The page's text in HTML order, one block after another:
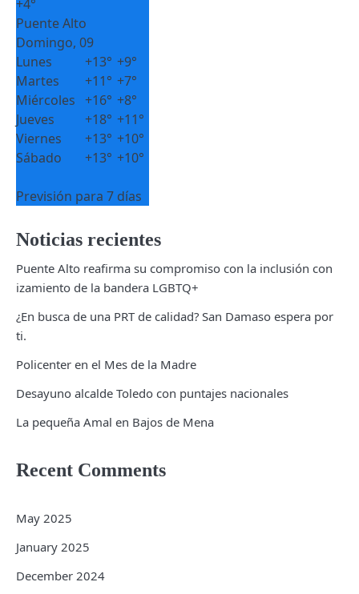
+4°
Puente Alto
Domingo, 09
Lunes
+13° +9°
Martes
+11° +7°
Miércoles +16° +8°
Jueves
+18° +11°
Viernes
+13° +10°
Sábado
+13° +10°
Previsión para 7 días
Noticias recientes
Puente Alto reafirma su compromiso con la inclusión con
izamiento de la bandera LGBTQ+
¿En busca de una PRT de calidad? San Damaso espera por
ti.
Policenter en el Mes de la Madre
Desayuno alcalde Toledo con puntajes nacionales
La pequeña Amal en Bajos de Mena
Recent Comments
May 2025
January 2025
December 2024